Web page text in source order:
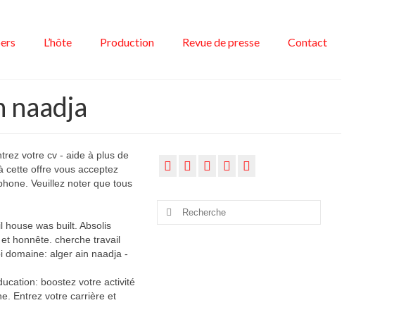
L’hôte Production Revue de presse Contact
naadja
votre cv - aide à plus de
cette offre vous acceptez
Veuillez noter que tous
house was built. Absolis
honnête. cherche travail
domaine: alger ain naadja -
boostez votre activité
Entrez votre carrière et
Rechercher